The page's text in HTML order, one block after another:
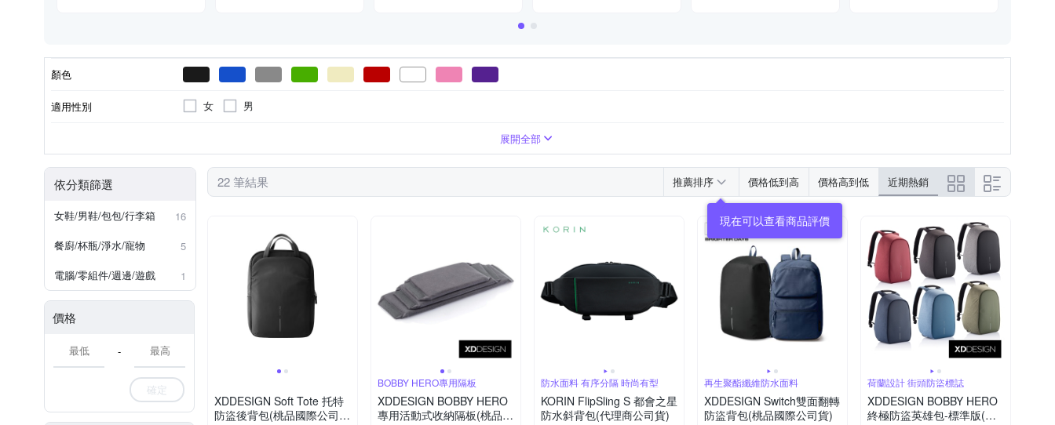
顏色
適用性別 女 男
展開全部
依分類篩選
女鞋/男鞋/包包/行李箱
16
餐廚/杯瓶/淨水/寵物
5
電腦/零組件/週邊/遊戲
1
價格
-
確定
22 筆結果 推薦排序 價格低到高 價格高到低 近期熱銷
XDDESIGN Soft Tote 托特
防盜後背包(桃品國際公司
BOBBY HERO專用隔板
XDDESIGN BOBBY HERO
專用活動式收納隔板(桃品國
防水面料 有序分隔 時尚有型
KORIN FlipSling S 都會之星
防水斜背包(代理商公司貨)
再生聚酯纖維防水面料
XDDESIGN Switch雙面翻轉
防盜背包(桃品國際公司貨)
荷蘭設計 街頭防盜標誌
XDDESIGN BOBBY HERO
終極防盜英雄包-標準版(桃